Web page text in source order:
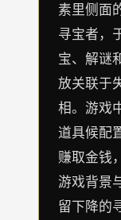
素里侧面
寻宝者，
宝、解谜
放关联于
相。游戏
道具候配
赚取金钱
游戏背景
留下降的